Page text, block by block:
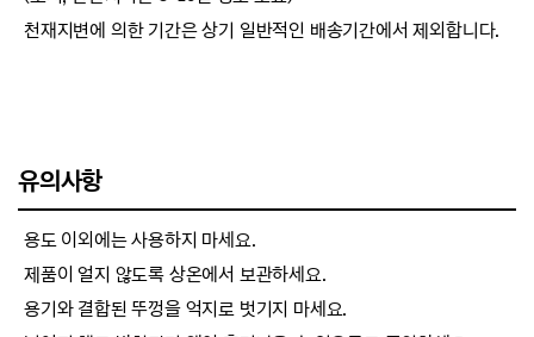
천재지변에 의한 기간은 상기 일반적인 배송기간에서 제외합니다.
유의사항
용도 이외에는 사용하지 마세요.
제품이 얼지 않도록 상온에서 보관하세요.
용기와 결합된 뚜껑을 억지로 벗기지 마세요.